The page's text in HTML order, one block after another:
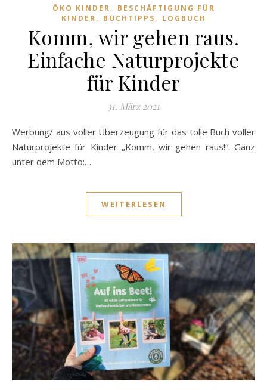
ÖKO KINDER, BESCHÄFTIGUNG FÜR
KINDER, BUCHTIPPS, LOGBUCH
Komm, wir gehen raus.
Einfache Naturprojekte
für Kinder
31. März 2021
Werbung/ aus voller Überzeugung für das tolle Buch voller
Naturprojekte für Kinder „Komm, wir gehen raus!“. Ganz
unter dem Motto:…
WEITERLESEN